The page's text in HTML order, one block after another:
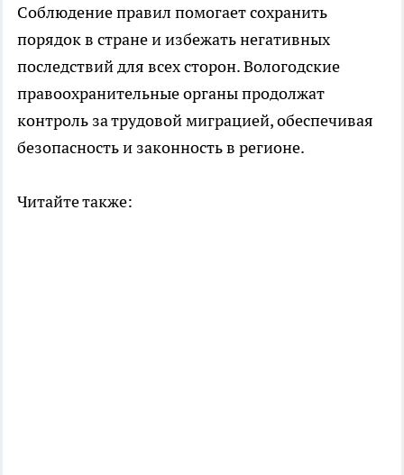
Соблюдение правил помогает сохранить
порядок в стране и избежать негативных
последствий для всех сторон. Вологодские
правоохранительные органы продолжат
контроль за трудовой миграцией, обеспечивая
безопасность и законность в регионе.
Читайте также: